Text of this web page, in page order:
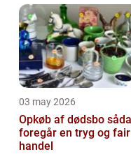
03 may 2026
Opkøb af dødsbo sådan
foregår en tryg og fair
handel